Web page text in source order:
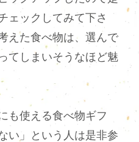
ェックしてみて下さ
えた食べ物は、選んで
てしまいそうなほど魅
も使える食べ物ギフ
い」という人は是非参